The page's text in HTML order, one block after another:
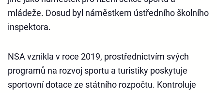
mládeže. Dosud byl náměstkem ústředního školního
inspektora.
NSA vznikla v roce 2019, prostřednictvím svých
programů na rozvoj sportu a turistiky poskytuje
sportovní dotace ze státního rozpočtu. Kontroluje